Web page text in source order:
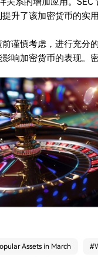
升了该加密货币的实
谨慎考虑，进行充分
响加密货币的表现。
Assets in March #